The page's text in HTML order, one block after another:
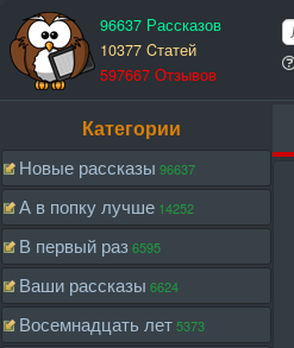
96637 Рассказов
10377 Cтатей
597667 Отзывов
Категории
Новые рассказы 96637
А в попку лучше 14252
В первый раз6595
Ваши рассказы 6624
Восемнадцать лет5373